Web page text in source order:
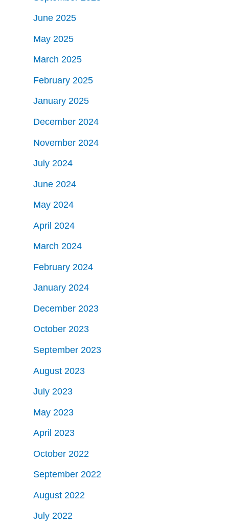
June 2025
May 2025
March 2025
February 2025
January 2025
December 2024
November 2024
July 2024
June 2024
May 2024
April 2024
March 2024
February 2024
January 2024
December 2023
October 2023
September 2023
August 2023
July 2023
May 2023
April 2023
October 2022
September 2022
August 2022
July 2022